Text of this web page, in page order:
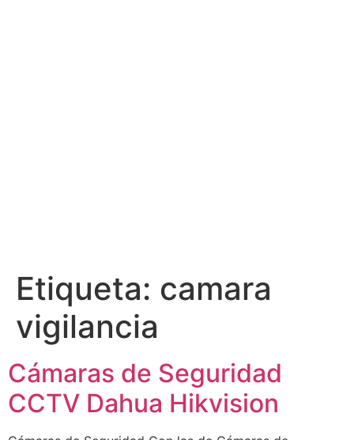
Etiqueta: camara
vigilancia
Cámaras de Seguridad
CCTV Dahua Hikvision